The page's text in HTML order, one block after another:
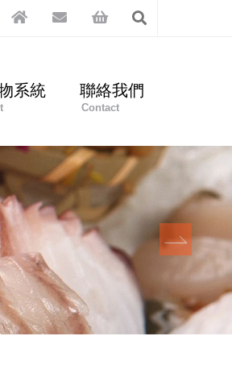
系統 聯絡我們
Contact